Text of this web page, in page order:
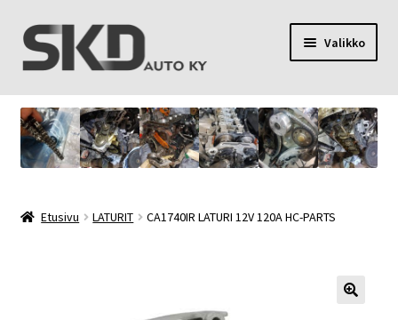
Siirry
navigointiin
Siirry
sisältöön
Valikko
SKD Auto Ky
Toimitusehdot
Etusivu LATURIT CA1740IR LATURI 12V 120A HC-PARTS